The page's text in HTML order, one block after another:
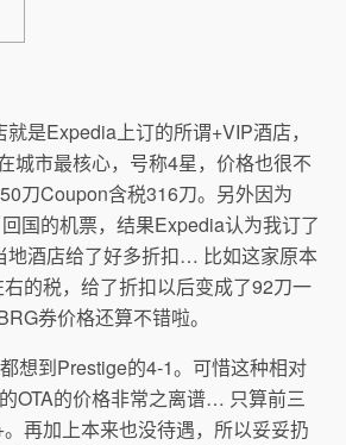
是Expedia上订的所谓+VIP酒店，
城市最核心，号称4星，价格也很不
刀Coupon含税316刀。另外因为
国的机票，结果Expedia认为我订了
地酒店给了好多折扣… 比如这家原本
的税，给了折扣以后变成了92刀一
券价格还算不错啦。
想到Prestige的4-1。可惜这种相对
OTA的价格非常之离谱… 只算前三
再加上本来也没待遇，所以妥妥扔